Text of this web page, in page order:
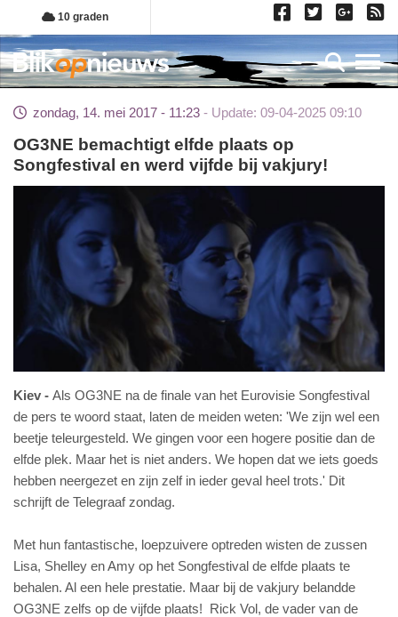
Overslaan
en
naar
de
gaan
10 graden
zondag, 14. mei 2017 - 11:23 Update: 09-04-2025 09:10
OG3NE bemachtigt elfde plaats op
Songfestival en werd vijfde bij vakjury!
Kiev
Als OG3NE na de finale van het Eurovisie Songfestival
de pers te woord staat, laten de meiden weten: 'We zijn wel een
beetje teleurgesteld. We gingen voor een hogere positie dan de
elfde plek. Maar het is niet anders. We hopen dat we iets goeds
hebben neergezet en zijn zelf in ieder geval heel trots.' Dit
schrijft de Telegraaf zondag.
Met hun fantastische, loepzuivere optreden wisten de zussen
Lisa, Shelley en Amy op het Songfestival de elfde plaats te
behalen. Al een hele prestatie. Maar bij de vakjury belandde
OG3NE zelfs op de vijfde plaats! Rick Vol, de vader van de